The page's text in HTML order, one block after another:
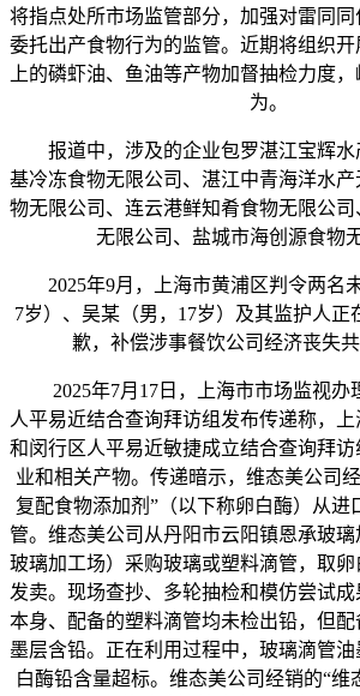
将指点处所市场监管部分，加强对雷同同
委托出产食物行为的监管。近期将组织
上的磷虾油、鱼油等产物加督抽检力度
为。
报道中，涉及的企业包罗湛江宝辉水
基冷冻食物无限公司、湛江中青海洋水
物无限公司、连云港鲜知肴食物无限公
无限公司、盐城市海创源食物
2025年9月，上海市黄浦区判令两名
7岁）、吴某（男，17岁）及其监护人正
歉，补偿涉事餐饮公司经济丧失共
2025年7月17日，上海市市场监视办
人平易近结合查询拜访组发布传递称，
和闵行区人平易近敏捷成立结合查询拜
业和相关产物。传递暗示，维态美公司
复配食物添加剂”（以下称卵白酶）从进
管。维态美公司从丹阳市云阳镇恩承玻
玻璃加工场）采购玻璃或塑料滴管，取
发卖。现场查抄、多轮抽检和模仿尝试
本身、配备的塑料滴管均未检出铅，但
墨层含铅。正在利用过程中，玻璃滴管
白酶铅含量超标。维态美公司经销的“维